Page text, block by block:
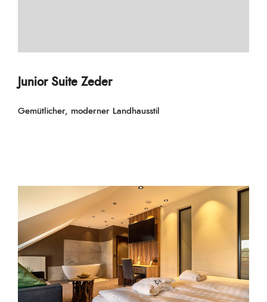
Junior Suite Zeder
Gemütlicher, moderner Landhausstil